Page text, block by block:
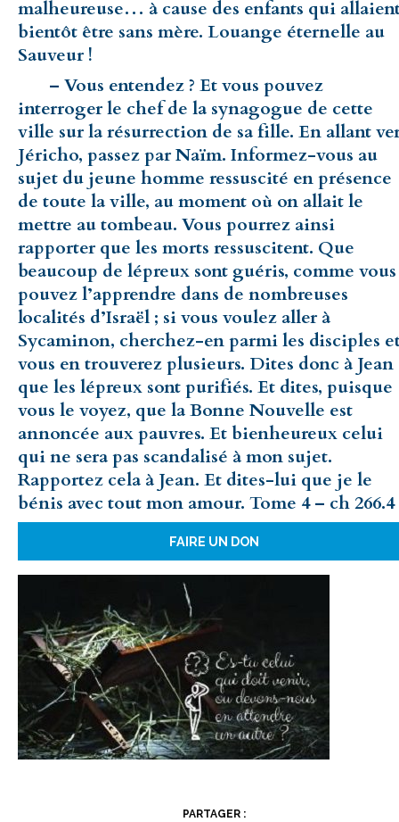
malheureuse… à cause des enfants qui
bientôt être sans mère. Louange éternelle au
Sauveur !
– Vous entendez ? Et vous pouvez
interroger le chef de la synagogue de cette
ville sur la résurrection de sa fille. En allant
Jéricho, passez par Naïm. Informez-vous au
sujet du jeune homme ressuscité en présence
de toute la ville, au moment où on allait le
mettre au tombeau. Vous pourrez ainsi
rapporter que les morts ressuscitent. Que
beaucoup de lépreux sont guéris, comme vous
pouvez l’apprendre dans de nombreuses
localités d’Israël ; si vous voulez aller à
Sycaminon, cherchez-en parmi les disciples
vous en trouverez plusieurs. Dites donc à Jean
que les lépreux sont purifiés. Et dites, puisque
vous le voyez, que la Bonne Nouvelle est
annoncée aux pauvres. Et bienheureux celui
qui ne sera pas scandalisé à mon sujet.
Rapportez cela à Jean. Et dites-lui que je le
bénis avec tout mon amour. Tome 4 – ch 266.4
FAIRE UN DON
PARTAGER :